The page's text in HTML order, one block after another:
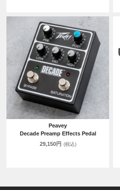
Peavey
Decade Preamp Effects Pedal
29,150円 (税込)